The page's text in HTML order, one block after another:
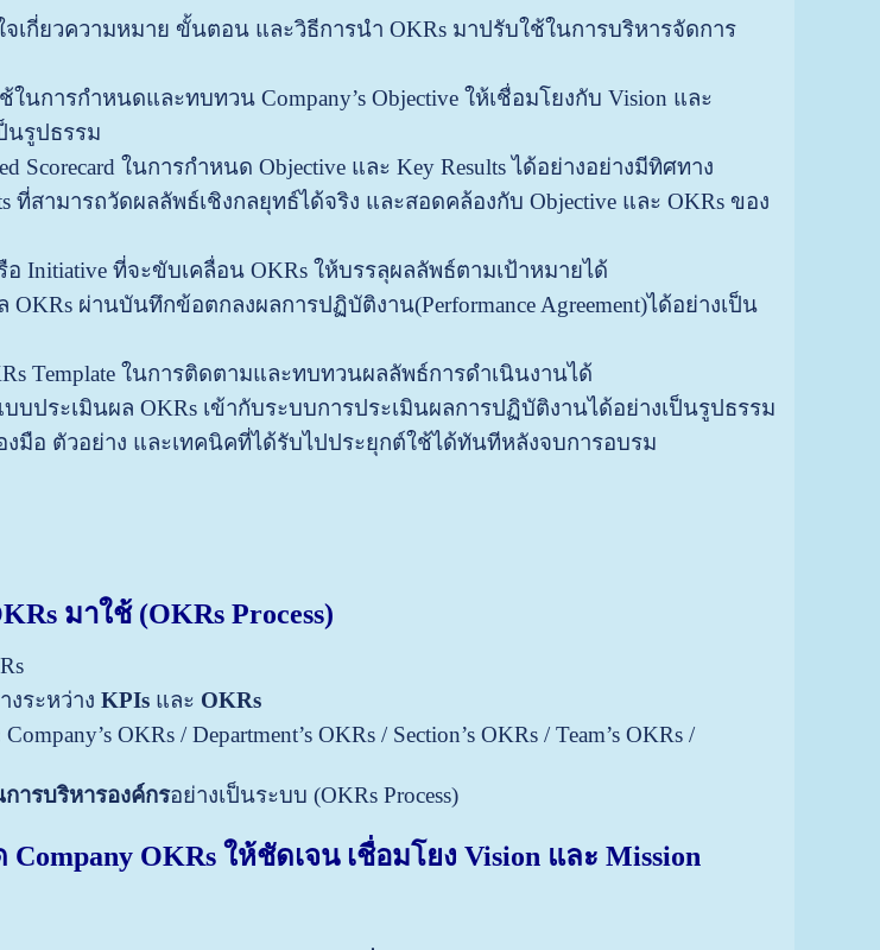
จเกี่ยวความหมาย ขั้นตอน และวิธีการนำ OKRs มาปรับใช้ในการบริหารจัดการ
นการกำหนดและทบทวน Company’s Objective ให้เชื่อมโยงกับ Vision และ
นรูปธรรม
Scorecard ในการกำหนด Objective และ Key Results ได้อย่างอย่างมีทิศทาง
ที่สามารถวัดผลลัพธ์เชิงกลยุทธ์ได้จริง และสอดคล้องกับ Objective และ OKRs ของ
อ Initiative ที่จะขับเคลื่อน OKRs ให้บรรลุผลลัพธ์ตามเป้าหมายได้
ผ่านบันทึกข้อตกลงผลการปฏิบัติงาน(Performance Agreement)ได้อย่างเป็น
Template ในการติดตามและทบทวนผลลัพธ์การดำเนินงานได้
บประเมินผล OKRs เข้ากับระบบการประเมินผลการปฏิบัติงานได้อย่างเป็นรูปธรรม
งมือ ตัวอย่าง และเทคนิคที่ได้รับไปประยุกต์ใช้ได้ทันทีหลังจบการอบรม
มาใช้ (OKRs Process)
งระหว่าง KPIsและ OKRs
Company’s OKRs / Department’s OKRs / Section’s OKRs / Team’s OKRs /
ารบริหารองค์กรอย่างเป็นระบบ (OKRs Process)
OKRs ให้ชัดเจน เชื่อมโยง Vision และ Mission